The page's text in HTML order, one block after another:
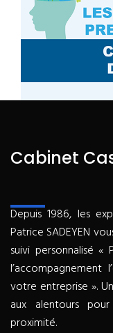
Cabinet
Depuis 1986, les
Patrice SADEYEN
suivi personnalisé
votre entreprise ».
aux alentours
proximité.